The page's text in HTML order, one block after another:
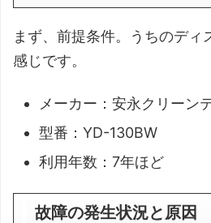
まず、前提条件。うちのディ
感じです。
メーカー：安永クリーン
型番：YD-130BW
利用年数：7年ほど
故障の発生状況と原因